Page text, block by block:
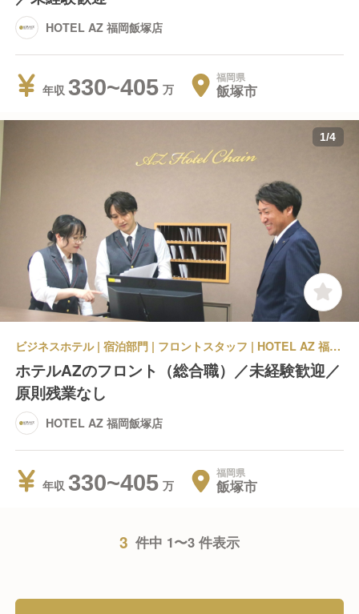
HOTEL AZ 福岡飯塚店
年収 330~405 福岡県
飯塚市
1/4
ビジネスホテル | 宿泊部門 | フロントスタッフ | HOTEL AZ 福岡飯塚店
ホテルAZのフロント（総合職）／未経験歓迎／
原則残業なし
HOTEL AZ 福岡飯塚店
年収 330~405 福岡県
飯塚市
3 件中 1〜3 件表示